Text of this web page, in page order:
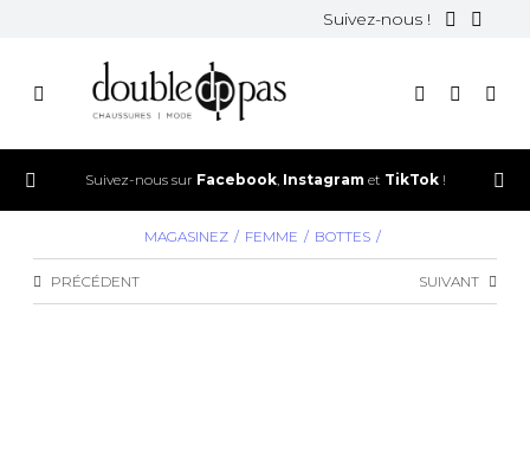
Suivez-nous !
Suivez-nous sur Facebook, Instagram et TikTok!
MAGASINEZ FEMME BOTTES
PRÉCÉDENT SUIVANT